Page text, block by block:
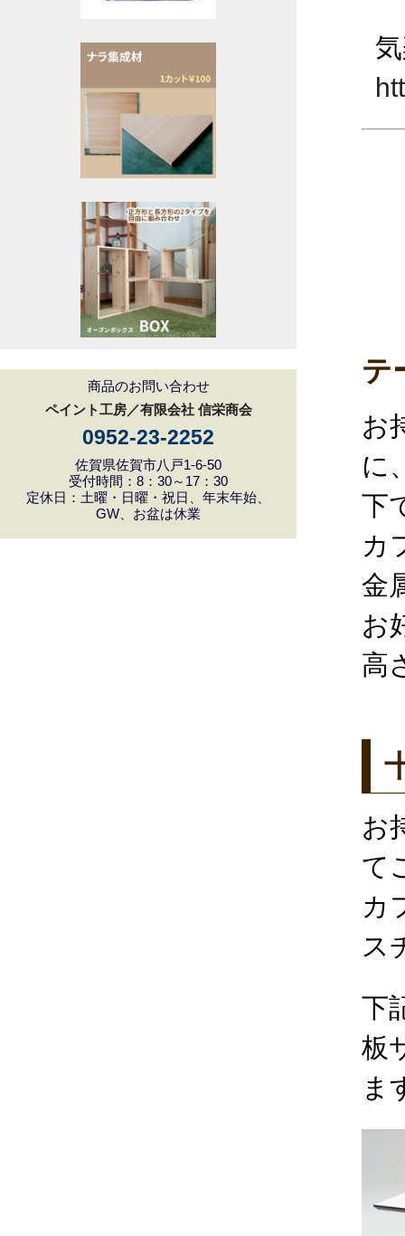
商品のお問い合わせ
ペイント工房／有限会社 信栄商会
0952-23-2252
佐賀県佐賀市八戸1-6-50
受付時間：8：30～17：30
定休日：土曜・日曜・祝日、年末年始、
GW、お盆は休業
テ
お
に
下
カ
金
お
高
お
て
カ
ス
下
板
ま